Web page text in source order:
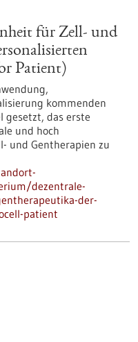
für Zell- und
Patient)
kommenden
gesetzt, das erste
und hoch
und Gentherapien zu
dezentrale-
der-
patient